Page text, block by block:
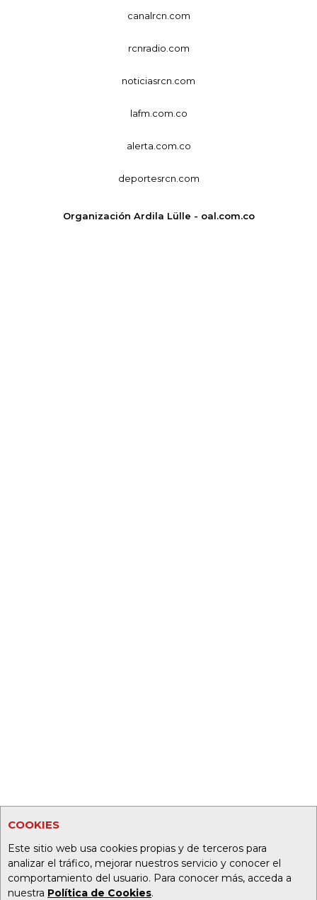
COOKIES
Este sitio web usa cookies propias y de terceros para
analizar el tráfico, mejorar nuestros servicio y conocer el
comportamiento del usuario. Para conocer más, acceda a
nuestra Política de Cookies.
canalrcn.com
rcnradio.com
noticiasrcn.com
lafm.com.co
alerta.com.co
deportesrcn.com
Organización Ardila Lülle - oal.com.co